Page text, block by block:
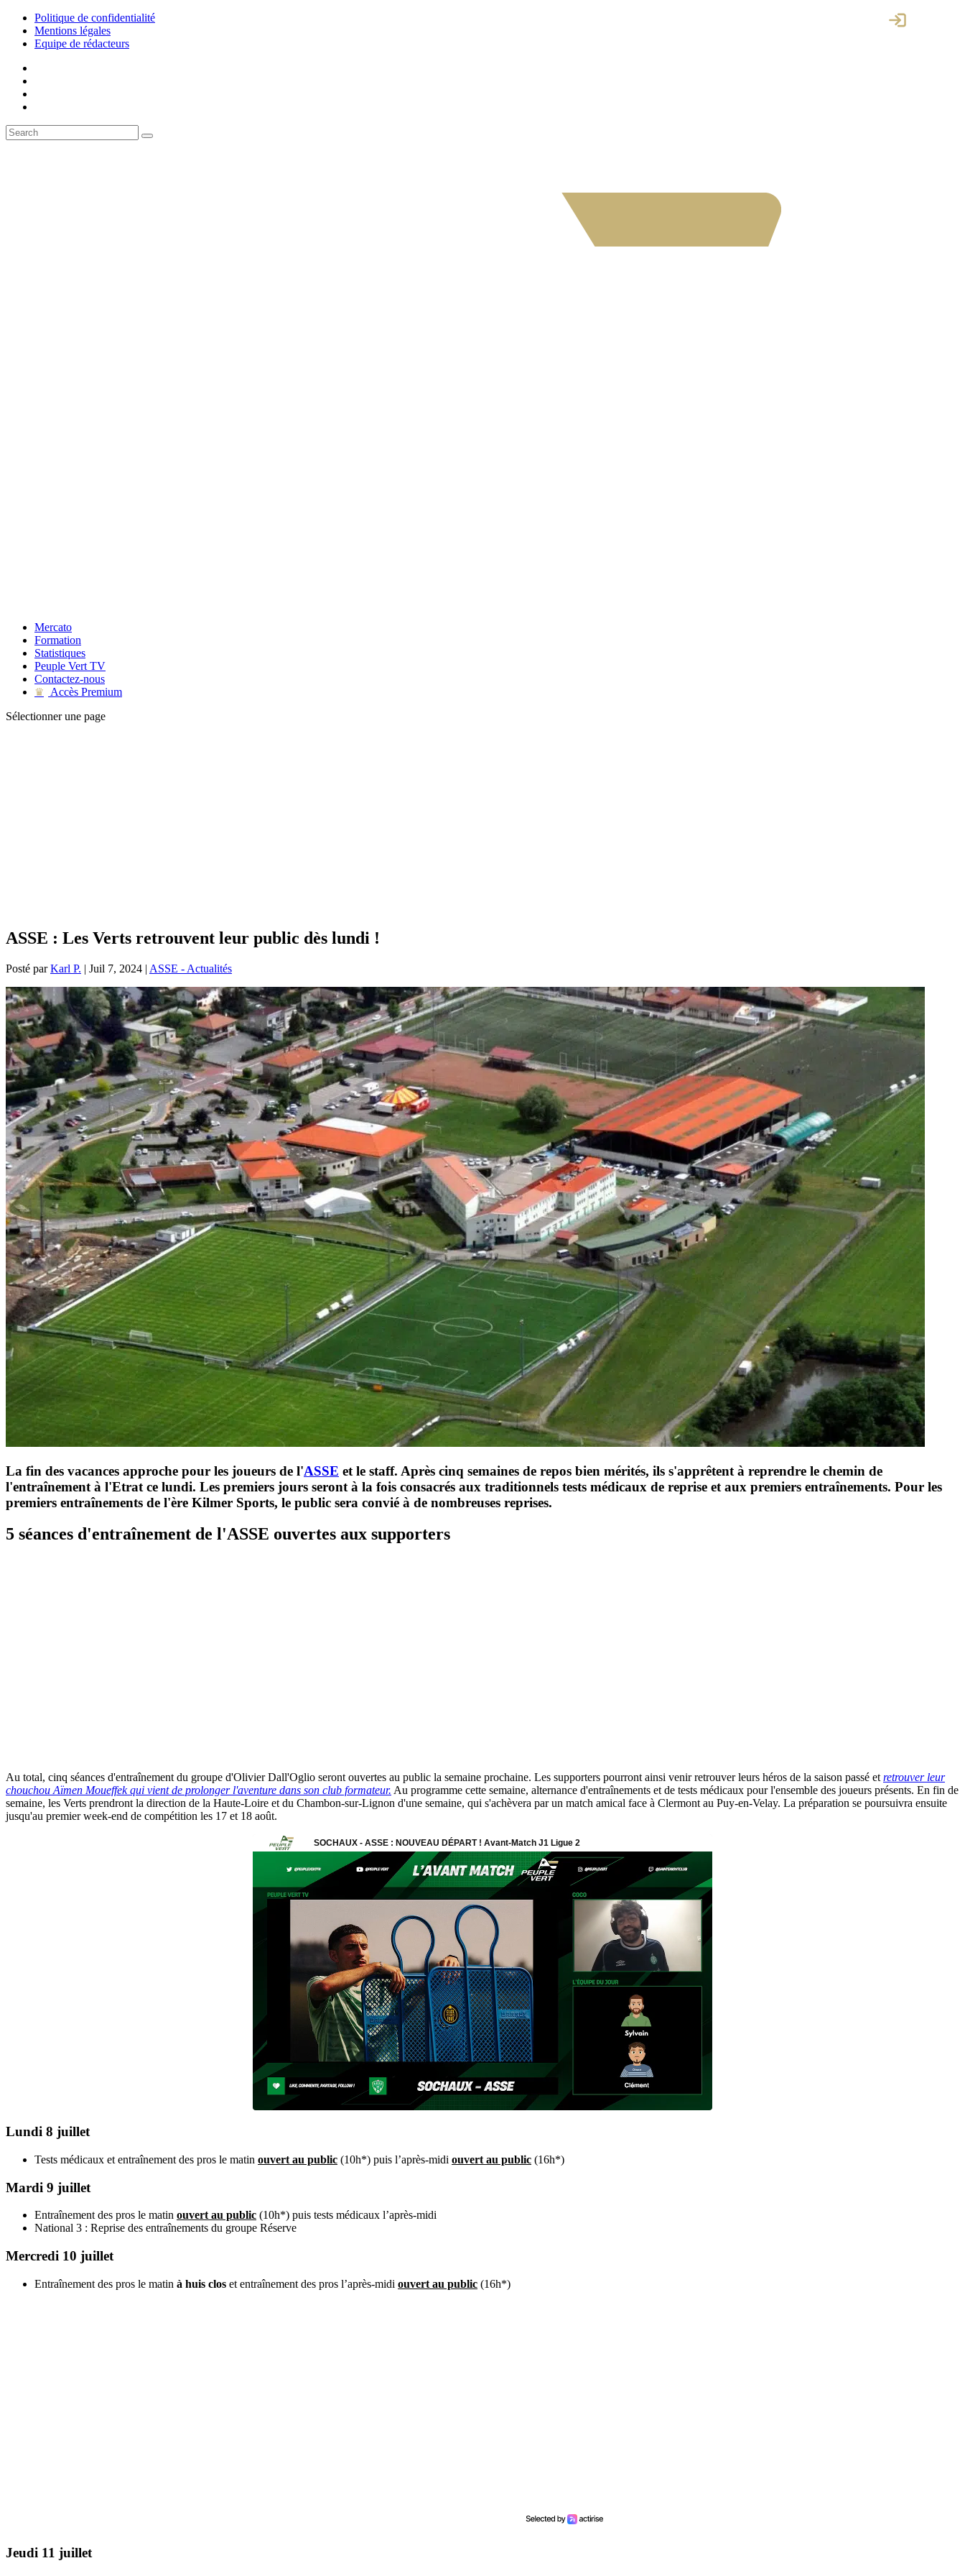
Politique de confidentialité
Mentions légales
Equipe de rédacteurs
Mercato
Formation
Statistiques
Peuple Vert TV
Contactez-nous
♛
Accès Premium
Sélectionner une page
ASSE : Les Verts retrouvent leur public dès lundi !
Posté parKarl P. | Juil 7, 2024 | ASSE - Actualités
La fin des vacances approche pour les joueurs de l'ASSE et le staff. Après cinq semaines de repos bien mérités, ils s'apprêtent à reprendre le chemin de
l'entraînement à l'Etrat ce lundi. Les premiers jours seront à la fois consacrés aux traditionnels tests médicaux de reprise et aux premiers entraînements. Pour les
premiers entraînements de l'ère Kilmer Sports, le public sera convié à de nombreuses reprises.
5 séances d'entraînement de l'ASSE ouvertes aux supporters
Au total, cinq séances d'entraînement du groupe d'Olivier Dall'Oglio seront ouvertes au public la semaine prochaine. Les supporters pourront ainsi venir retrouver leurs héros de la saison passé et retrouver leur
chouchou Aïmen Moueffek qui vient de prolonger l'aventure dans son club formateur. Au programme cette semaine, alternance d'entraînements et de tests médicaux pour l'ensemble des joueurs présents. En fin de
semaine, les Verts prendront la direction de la Haute-Loire et du Chambon-sur-Lignon d'une semaine, qui s'achèvera par un match amical face à Clermont au Puy-en-Velay. La préparation se poursuivra ensuite
jusqu'au premier week-end de compétition les 17 et 18 août.
Lundi 8 juillet
Tests médicaux et entraînement des pros le matin ouvert au public (10h*) puis l’après-midi ouvert au public (16h*)
Mardi 9 juillet
Entraînement des pros le matin ouvert au public (10h*) puis tests médicaux l’après-midi
National 3 : Reprise des entraînements du groupe Réserve
Mercredi 10 juillet
Entraînement des pros le matin à huis clos et entraînement des pros l’après-midi ouvert au public (16h*)
Jeudi 11 juillet